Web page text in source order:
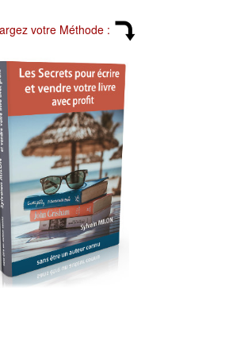
votre Méthode :